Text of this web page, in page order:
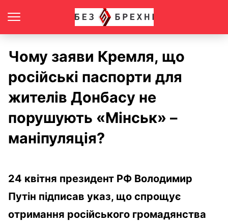
Чому заяви Кремля, що
російські паспорти для
жителів Донбасу не
порушують «Мінськ» –
маніпуляція?
24 квітня президент РФ Володимир
Путін підписав указ, що спрощує
отримання російського громадянства